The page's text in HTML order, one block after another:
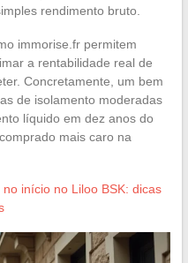
rendimento bruto.
immorise.fr permitem
a rentabilidade real de
Concretamente, um bem
de isolamento moderadas
líquido em dez anos do
mais caro na
início no Liloo BSK: dicas